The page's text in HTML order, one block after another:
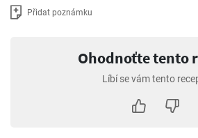
Přidat poznámku
Ohodnoťte tento
Líbí se vám tento